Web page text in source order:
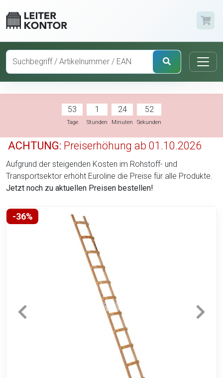
53
Tage
1
Stunden
24
Minuten
51
Sekunden
ACHTUNG: Preiserhöhung ab 01.10.2026
Aufgrund der steigenden Kosten im Rohstoff- und
Transportsektor erhöht Euroline die Preise für alle Produkte.
Jetzt noch zu aktuellen Preisen bestellen!
-36%